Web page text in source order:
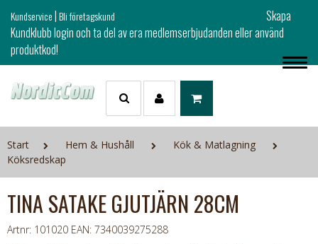
Kundservice|Bli företagskund
Skapa
Kundklubb login och ta del av era medlemserbjudanden eller använd
produktkod!
Start Hem & Hushåll
Kök & Matlagning
Köksredskap
TINA SATAKE GJUTJÄRN 28CM
Artnr: 101020 EAN: 7340039275288